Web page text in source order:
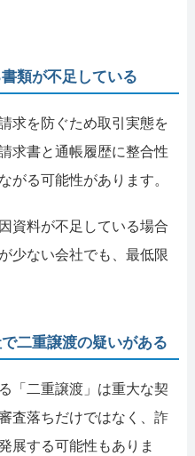
類が不足している
求を防ぐため取引実態を
求書と通帳履歴に整合性
がる可能性があります。
資料が不足している場合
少ない会社でも、最低限
二重譲渡の疑いがある
「二重譲渡」は重大な契
査落ちだけではなく、詐
展する可能性もありま